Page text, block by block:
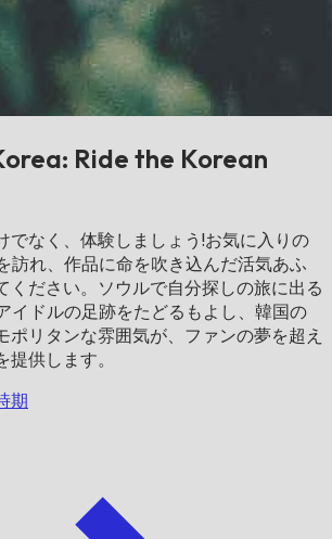
Ride the Korean
でなく、体験しましょう!お気に入りの
訪れ、作品に命を吹き込んだ活気あふ
ください。ソウルで自分探しの旅に出る
イドルの足跡をたどるもよし、韓国の
ポリタンな雰囲気が、ファンの夢を超え
供します。
期